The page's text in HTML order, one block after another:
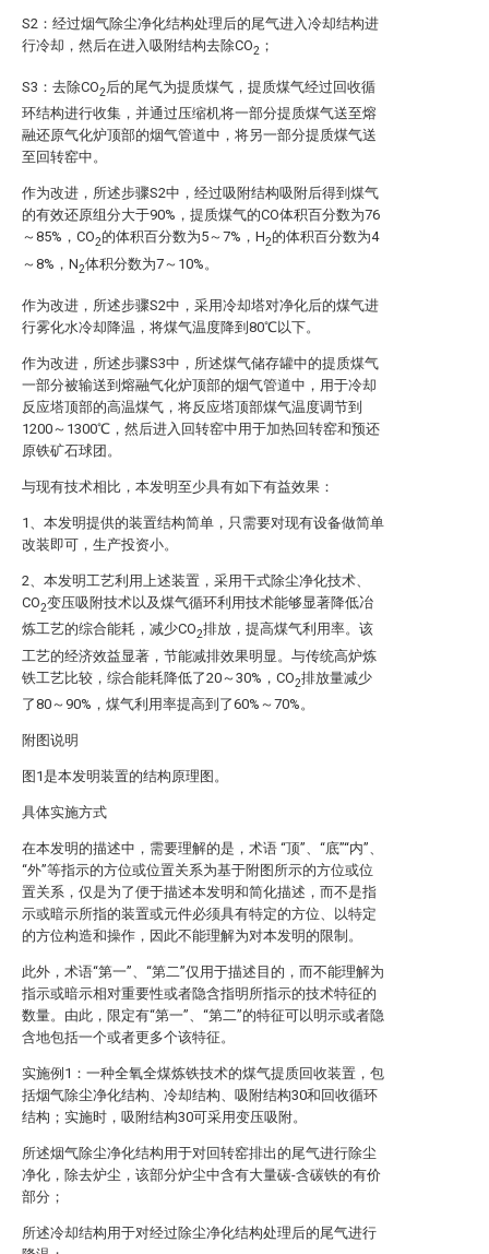
S2：经过烟气除尘净化结构处理后的尾气进入冷却结构进
行冷却，然后在进入吸附结构去除CO2 ；
S3：去除CO2 后的尾气为提质煤气，提质煤气经过回收循
环结构进行收集，并通过压缩机将一部分提质煤气送至熔
融还原气化炉顶部的烟气管道中，将另一部分提质煤气送
至回转窑中。
作为改进，所述步骤S2中，经过吸附结构吸附后得到煤气
的有效还原组分大于90%，提质煤气的CO体积百分数为76
～85%，CO2的体积百分数为5～7%，H2的体积百分数为4
～8%，N2体积分数为7～10%。
作为改进，所述步骤S2中，采用冷却塔对净化后的煤气进
行雾化水冷却降温，将煤气温度降到80℃以下。
作为改进，所述步骤S3中，所述煤气储存罐中的提质煤气
一部分被输送到熔融气化炉顶部的烟气管道中，用于冷却
反应塔顶部的高温煤气，将反应塔顶部煤气温度调节到
1200～1300℃，然后进入回转窑中用于加热回转窑和预还
原铁矿石球团。
与现有技术相比，本发明至少具有如下有益效果：
1、本发明提供的装置结构简单，只需要对现有设备做简单
改装即可，生产投资小。
2、本发明工艺利用上述装置，采用干式除尘净化技术、
CO2变压吸附技术以及煤气循环利用技术能够显著降低冶
炼工艺的综合能耗，减少CO2排放，提高煤气利用率。该
工艺的经济效益显著，节能减排效果明显。与传统高炉炼
铁工艺比较，综合能耗降低了20～30%，CO2排放量减少
了80～90%，煤气利用率提高到了60%～70%。
附图说明
图1是本发明装置的结构原理图。
具体实施方式
在本发明的描述中，需要理解的是，术语 “顶”、“底”“内”、
“外”等指示的方位或位置关系为基于附图所示的方位或位
置关系，仅是为了便于描述本发明和简化描述，而不是指
示或暗示所指的装置或元件必须具有特定的方位、以特定
的方位构造和操作，因此不能理解为对本发明的限制。
此外，术语“第一”、“第二”仅用于描述目的，而不能理解为
指示或暗示相对重要性或者隐含指明所指示的技术特征的
数量。由此，限定有“第一”、“第二”的特征可以明示或者隐
含地包括一个或者更多个该特征。
实施例1：一种全氧全煤炼铁技术的煤气提质回收装置，包
括烟气除尘净化结构、冷却结构、吸附结构30和回收循环
结构；实施时，吸附结构30可采用变压吸附。
所述烟气除尘净化结构用于对回转窑排出的尾气进行除尘
净化，除去炉尘，该部分炉尘中含有大量碳-含碳铁的有价
部分；
所述冷却结构用于对经过除尘净化结构处理后的尾气进行